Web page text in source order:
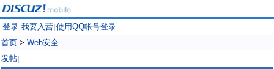
登录 我要入营 使用QQ帐号登录
首页 > Web安全
发帖